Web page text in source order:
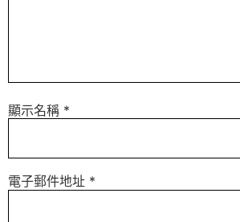
顯示名稱 *
電子郵件地址 *